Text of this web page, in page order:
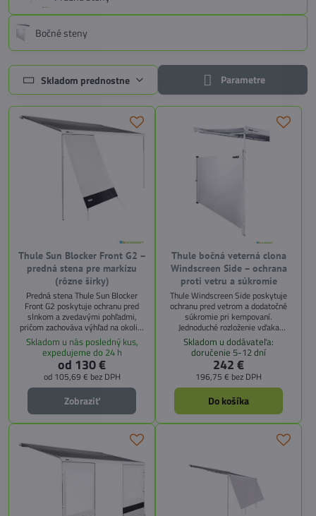
Bočné steny
Skladom prednostne Parametre
Thule Sun Blocker Front G2 –
predná stena pre markízu
(rôzne šírky)
Predná stena Thule Sun Blocker
Front G2 poskytuje ochranu pred
slnkom a zvedavými pohľadmi,
pričom zachováva výhľad na okolie.
Vyrobená z vzdušného sieťovaného
materiálu, prepúšťa svetlo a jemný
vánok, no blokuje ostré slnečné
lúče. Ideálne riešenie pre
karavanistov, ktorí chcú viac
komfortu pod markízou.
Skladom u nás posledný kus,
expedujeme do 24 h
od 130 €
od 105,69 € bez DPH
Zobraziť
Thule bočná veterná clona
Windscreen Side – ochrana
proti vetru a súkromie
Thule Windscreen Side poskytuje
ochranu pred vetrom a dodatočné
súkromie pri kempovaní.
Jednoduché rozloženie vďaka
automatickému navíjaciemu
systému. Možnosť upevnenia k
stĺpiku markízy alebo samostatného
postavenia.
Skladom u dodávateľa:
doručenie 5-12 dní
242 €
196,75 € bez DPH
Do košíka